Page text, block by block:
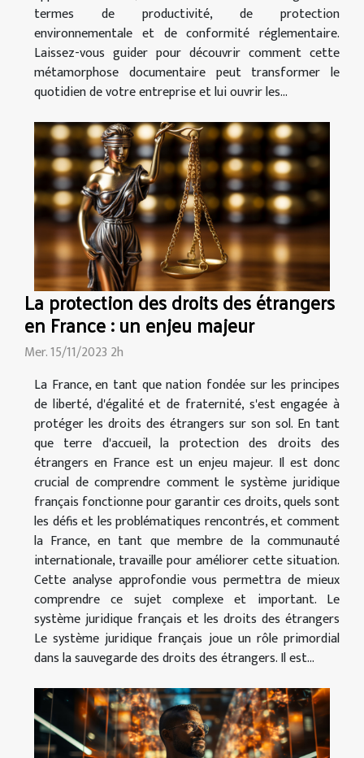
termes de productivité, de protection
environnementale et de conformité réglementaire.
Laissez-vous guider pour découvrir comment cette
métamorphose documentaire peut transformer le
quotidien de votre entreprise et lui ouvrir les...
La protection des droits des étrangers
en France : un enjeu majeur
Mer. 15/11/2023 2h
La France, en tant que nation fondée sur les principes
de liberté, d'égalité et de fraternité, s'est engagée à
protéger les droits des étrangers sur son sol. En tant
que terre d'accueil, la protection des droits des
étrangers en France est un enjeu majeur. Il est donc
crucial de comprendre comment le système juridique
français fonctionne pour garantir ces droits, quels sont
les défis et les problématiques rencontrés, et comment
la France, en tant que membre de la communauté
internationale, travaille pour améliorer cette situation.
Cette analyse approfondie vous permettra de mieux
comprendre ce sujet complexe et important. Le
système juridique français et les droits des étrangers
Le système juridique français joue un rôle primordial
dans la sauvegarde des droits des étrangers. Il est...